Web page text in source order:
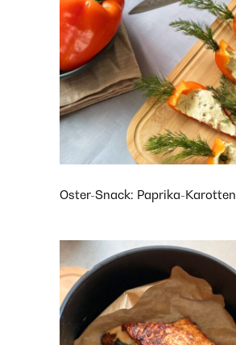
Oster-Snack: Paprika-Karotten